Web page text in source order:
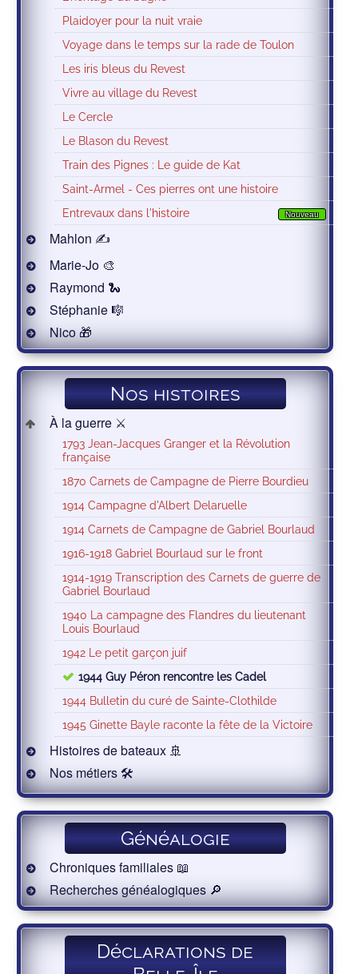
Plaidoyer pour la nuit vraie
Voyage dans le temps sur la rade de Toulon
Les iris bleus du Revest
Vivre au village du Revest
Le Cercle
Le Blason du Revest
Train des Pignes : Le guide de Kat
Saint-Armel - Ces pierres ont une histoire
Nouveau
Entrevaux dans l'histoire
Mahlon ✍
Marie-Jo 🎨
Raymond 🐍
Stéphanie 🎼
Nico 🎁
Nos histoires
À la guerre ⚔️
1793 Jean-Jacques Granger et la Révolution
française
1870 Carnets de Campagne de Pierre Bourdieu
1914 Campagne d'Albert Delaruelle
1914 Carnets de Campagne de Gabriel Bourlaud
1916-1918 Gabriel Bourlaud sur le front
1914-1919 Transcription des Carnets de guerre de
Gabriel Bourlaud
1940 La campagne des Flandres du lieutenant
Louis Bourlaud
1942 Le petit garçon juif
1944 Guy Péron rencontre les Cadel
1944 Bulletin du curé de Sainte-Clothilde
1945 Ginette Bayle raconte la fête de la Victoire
Histoires de bateaux 🚢
Nos métiers 🛠
Généalogie
Chroniques familiales 📖
Recherches généalogiques 🔎
Déclarations de